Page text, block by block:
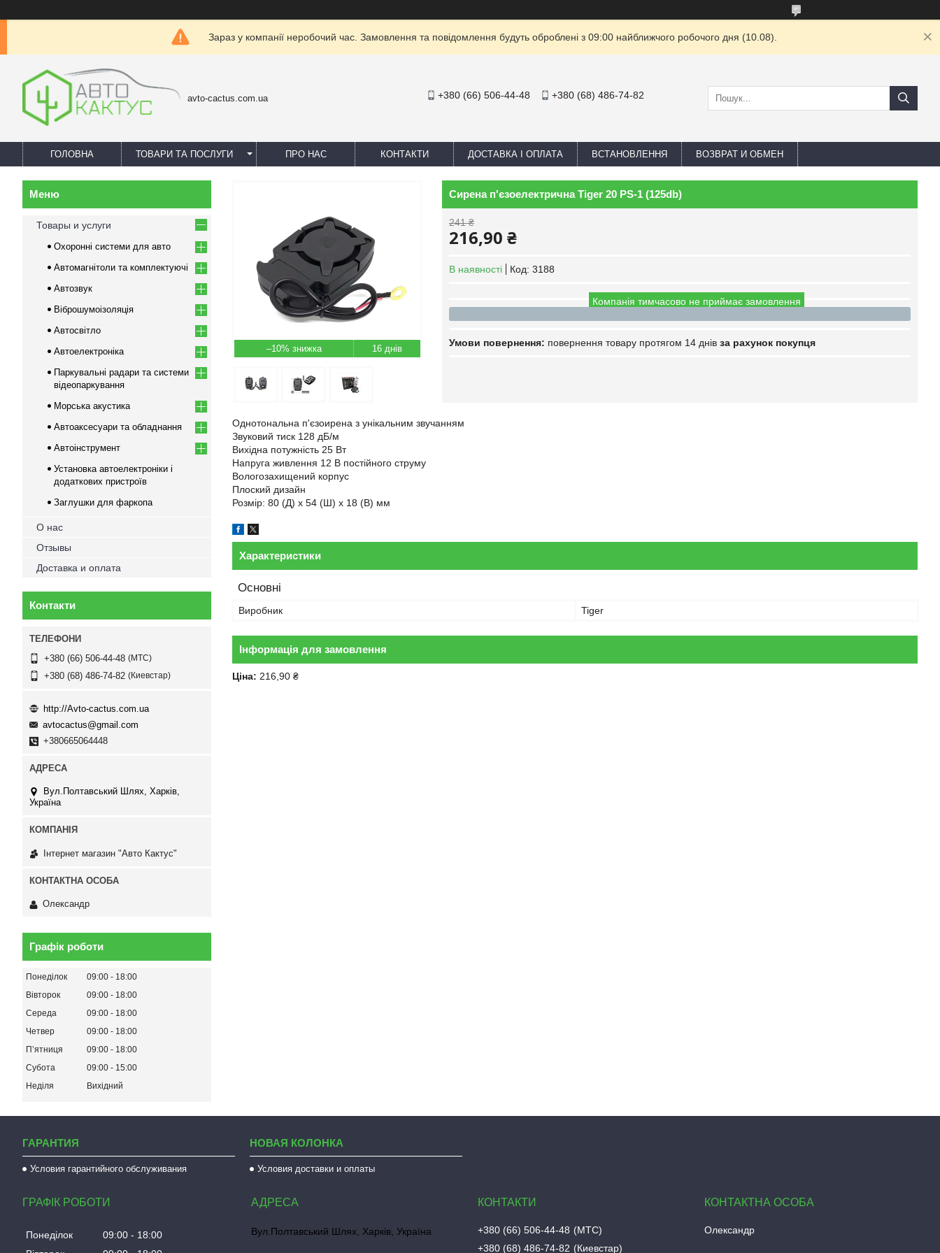
Зараз у компанії неробочий час. Замовлення та повідомлення будуть оброблені з 09:00 найближчого робочого дня (10.08).
avto-cactus.com.ua +380 (66) 506-44-48 +380 (68) 486-74-82
ГОЛОВНА ТОВАРИ ТА ПОСЛУГИ ПРО НАС КОНТАКТИ ДОСТАВКА І ОПЛАТА ВСТАНОВЛЕННЯ ВОЗВРАТ И ОБМЕН
–10% 16 днів
Сирена п'єзоелектрична Tiger 20 PS-1 (125db)
241 ₴
216,90 ₴
В наявності Код: 3188
Компанія тимчасово не приймає замовлення
повернення товару протягом 14 днів за рахунок покупця
Однотональна п'єзоирена з унікальним звучанням
Звуковий тиск 128 дБ/м
Вихідна потужність 25 Вт
Напруга живлення 12 В постійного струму
Вологозахищений корпус
Плоский дизайн
Розмір: 80 (Д) x 54 (Ш) x 18 (В) мм
Характеристики
Основні
Виробник Tiger
Інформація для замовлення
Ціна: 216,90 ₴
Товары и услуги
Охоронні системи для авто
Автомагнітоли та комплектуючі
Автозвук
Віброшумоізоляція
Автосвітло
Автоелектроніка
Паркувальні радари та системи
відеопаркування
Морська акустика
Автоаксесуари та обладнання
Автоінструмент
Установка автоелектроніки і
додаткових пристроїв
Заглушки для фаркопа
О нас
Отзывы
Доставка и оплата
Контакти
+380 (66) 506-44-48 МТС
+380 (68) 486-74-82 Киевстар
http://Avto-cactus.com.ua
avtocactus@gmail.com
+380665064448
Вул.Полтавський Шлях, Харків,
Україна
Інтернет магазин "Авто Кактус"
Олександр
Графік роботи
Понеділок 09:00
18:00
Вівторок
09:00
18:00
Середа
09:00
18:00
Четвер
09:00
18:00
Пʼятниця
09:00
18:00
Субота
09:00
15:00
Неділя
Вихідний
ГАРАНТИЯ
Условия гарантийного обслуживания
НОВАЯ КОЛОНКА
Условия доставки и оплаты
ГРАФІК РОБОТИ
Понеділок 09:00
18:00
Вул.Полтавський Шлях, Харків, Україна +380 (66) 506-44-48
МТС
+380 (68) 486-74-82
Киевстар
Олександр